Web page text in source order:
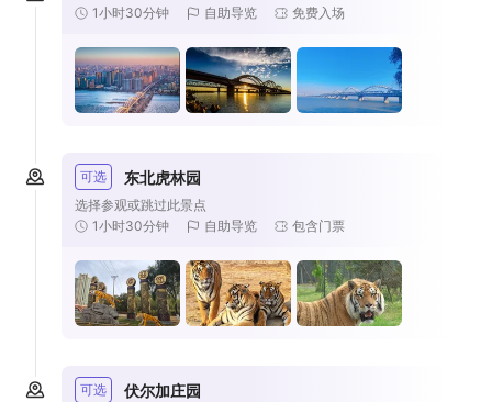
1小时30分钟 自助导览 免费入场
可选 东北虎林园
选择参观或跳过此景点
1小时30分钟
自助导览 包含门票
可选 伏尔加庄园